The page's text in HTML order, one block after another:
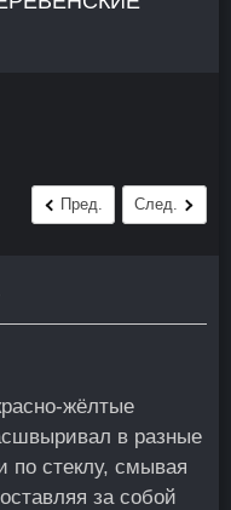
Пред. След.
жёлтые
в разные
по стеклу, смывая
за собой